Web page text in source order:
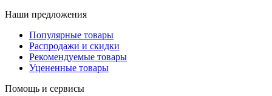
Наши предложения
Популярные товары
Распродажи и скидки
Рекомендуемые товары
Уцененные товары
Помощь и сервисы